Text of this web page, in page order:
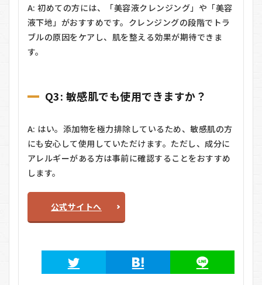
A: 初めての方には、「美容液クレンジング」や「美容
液下地」がおすすめです。クレンジングの段階でトラ
ブルの原因をケアし、肌を整える効果が期待できま
す。
Q3: 敏感肌でも使用できますか？
A: はい。添加物を極力排除しているため、敏感肌の方
にも安心して使用していただけます。ただし、成分に
アレルギーがある方は事前に確認することをおすすめ
します。
公式サイトへ